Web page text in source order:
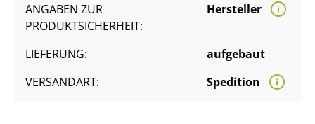
ANGABEN ZUR
PRODUKTSICHERHEIT:
Hersteller
LIEFERUNG:
aufgebaut
VERSANDART:
Spedition